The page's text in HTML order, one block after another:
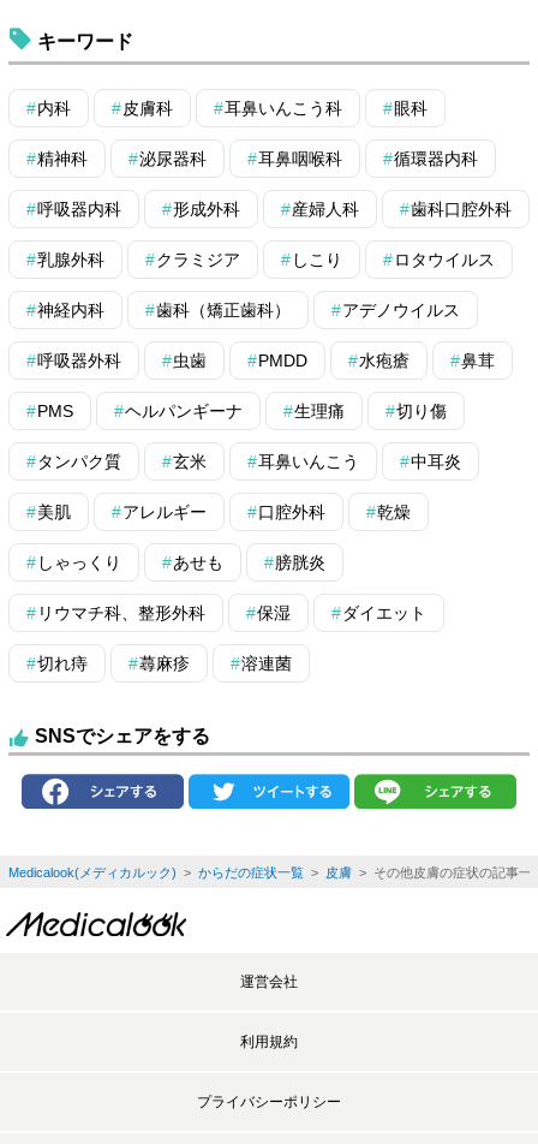
キーワード
内科 皮膚科 耳鼻いんこう科 眼科
精神科 泌尿器科 耳鼻咽喉科 循環器内科
呼吸器内科 形成外科 産婦人科 歯科口腔外科
乳腺外科 クラミジア しこり ロタウイルス
神経内科 歯科（矯正歯科） アデノウイルス
呼吸器外科 虫歯 PMDD 水疱瘡 鼻茸
PMS ヘルパンギーナ 生理痛 切り傷
タンパク質 玄米 耳鼻いんこう 中耳炎
美肌 アレルギー 口腔外科 乾燥
しゃっくり あせも 膀胱炎
リウマチ科、整形外科 保湿 ダイエット
切れ痔 蕁麻疹 溶連菌
SNSでシェアをする
Medicalook(メディカルック) > からだの症状一覧> 皮膚> その他皮膚の症状の記事一
運営会社
利用規約
プライバシーポリシー